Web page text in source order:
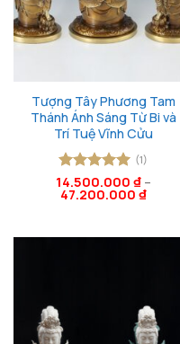
Tượng Tây Phương Tam
Thánh Ánh Sáng Từ Bi và
Trí Tuệ Vĩnh Cửu
Được xếp
hạng55
(1)
14.500.000 ₫–
47.200.000 ₫